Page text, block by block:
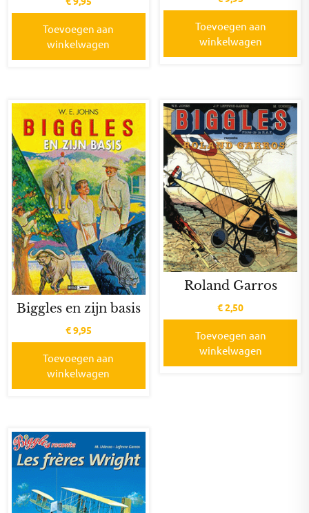
Toevoegen aan
winkelwagen
Toevoegen aan
winkelwagen
Biggles en zijn basis
€9,95
Toevoegen aan
winkelwagen
Roland Garros
€2,50
Toevoegen aan
winkelwagen